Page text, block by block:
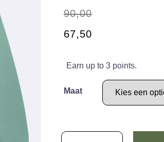
90,00
Oorspronkelijke
was:
67,50
is:
€67,50.
Earn up to 3 points.
Maat
FAGUO